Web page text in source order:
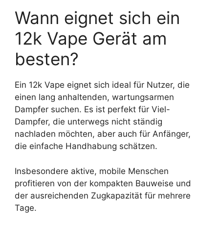
Wann eignet sich ein
12k Vape Gerät am
besten?
Ein 12k Vape eignet sich ideal für Nutzer, die
einen lang anhaltenden, wartungsarmen
Dampfer suchen. Es ist perfekt für Viel-
Dampfer, die unterwegs nicht ständig
nachladen möchten, aber auch für Anfänger,
die einfache Handhabung schätzen.
Insbesondere aktive, mobile Menschen
profitieren von der kompakten Bauweise und
der ausreichenden Zugkapazität für mehrere
Tage.